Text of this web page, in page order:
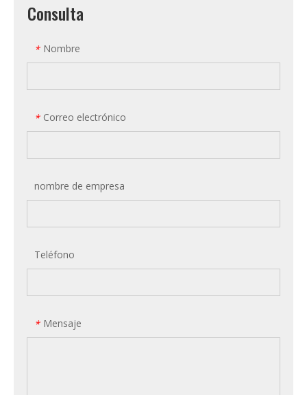
Consulta
* Nombre
* Correo electrónico
nombre de empresa
Teléfono
* Mensaje